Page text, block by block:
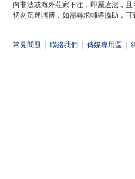
向非法或海外莊家下注，即屬違法，且
切勿沉迷賭博，如需尋求輔導協助，可
常見問題 聯絡我們 傳媒專用區